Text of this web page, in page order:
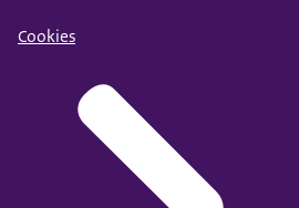
Cookies